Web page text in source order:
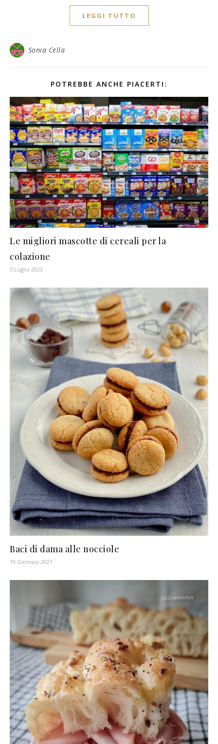
LEGGI TUTTO
Sonia Cella
POTREBBE ANCHE PIACERTI:
Le migliori mascotte di cereali per la
colazione
5 Luglio 2023
Baci di dama alle nocciole
19 Gennaio 2021